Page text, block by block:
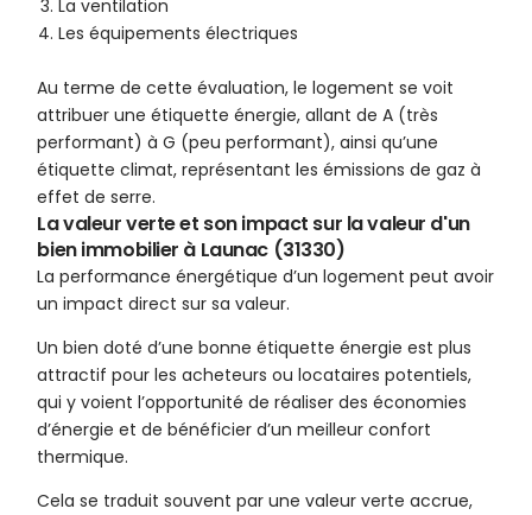
La ventilation
Les équipements électriques
Au terme de cette évaluation, le logement se voit
attribuer une étiquette énergie, allant de A (très
performant) à G (peu performant), ainsi qu’une
étiquette climat, représentant les émissions de gaz à
effet de serre.
La valeur verte et son impact sur la valeur d'un
bien immobilier à Launac (31330)
La performance énergétique d’un logement peut avoir
un impact direct sur sa valeur.
Un bien doté d’une bonne étiquette énergie est plus
attractif pour les acheteurs ou locataires potentiels,
qui y voient l’opportunité de réaliser des économies
d’énergie et de bénéficier d’un meilleur confort
thermique.
Cela se traduit souvent par une valeur verte accrue,